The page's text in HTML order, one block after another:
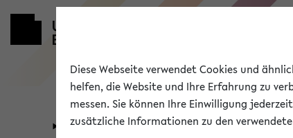
Universität Forschung
Diese Webseite verwendet Cookies und
helfen, die Website und Ihre Erfahrung zu
messen. Sie können Ihre Einwilligung
zusätzliche Informationen zu den